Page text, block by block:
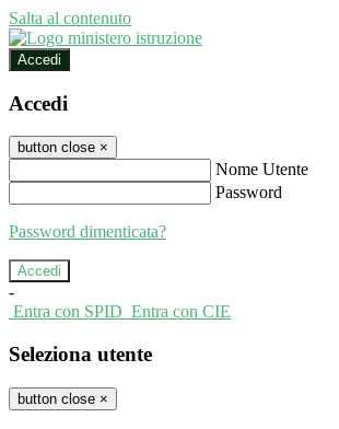
Salta al contenuto
Accedi
Accedi
button close ×
Nome Utente
Password
Password dimenticata?
-
Entra con SPID Entra con CIE
Seleziona utente
button close ×